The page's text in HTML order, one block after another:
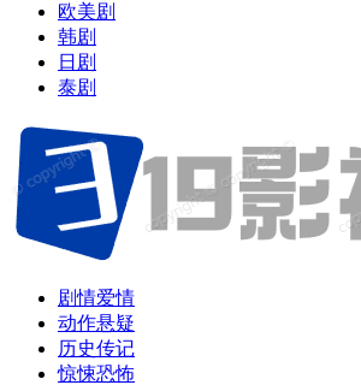
欧美剧
韩剧
日剧
泰剧
剧情爱情
动作悬疑
历史传记
惊悚恐怖